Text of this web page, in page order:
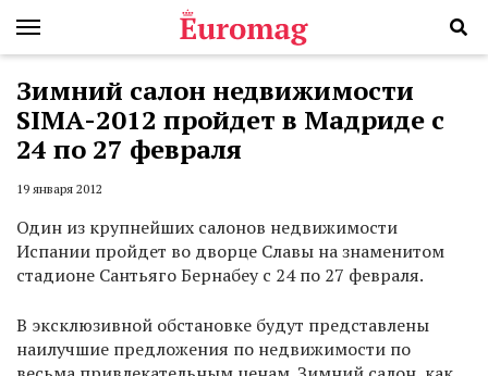
Зимний салон недвижимости
SIMA-2012 пройдет в Мадриде с
24 по 27 февраля
19 января 2012
Один из крупнейших салонов недвижимости
Испании пройдет во дворце Славы на знаменитом
стадионе Сантьяго Бернабеу с 24 по 27 февраля.
В эксклюзивной обстановке будут представлены
наилучшие предложения по недвижимости по